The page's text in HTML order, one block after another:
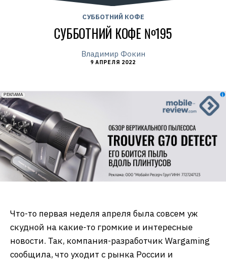
СУББОТНИЙ КОФЕ
СУББОТНИЙ КОФЕ №195
Владимир Фокин
9 АПРЕЛЯ 2022
erid: 2VfnxxmNzs5
РЕКЛАМА
Что-то первая неделя апреля была совсем уж
скудной на какие-то громкие и интересные
новости. Так, компания-разработчик Wargaming
сообщила, что уходит с рынка России и